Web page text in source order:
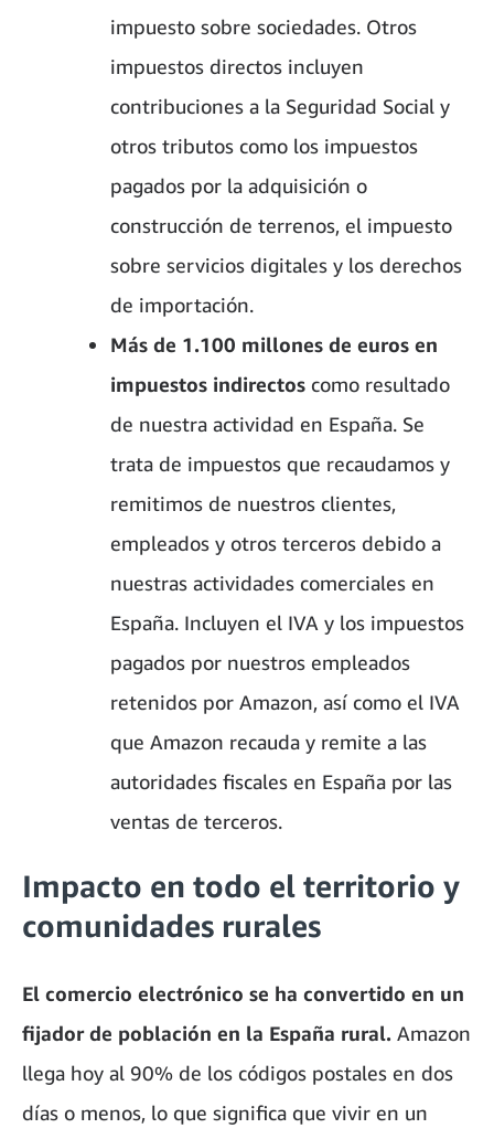
impuesto sobre sociedades. Otros
impuestos directos incluyen
contribuciones a la Seguridad Social y
otros tributos como los impuestos
pagados por la adquisición o
construcción de terrenos, el impuesto
sobre servicios digitales y los derechos
de importación.
Más de 1.100 millones de euros en
impuestos indirectos como resultado
de nuestra actividad en España. Se
trata de impuestos que recaudamos y
remitimos de nuestros clientes,
empleados y otros terceros debido a
nuestras actividades comerciales en
España. Incluyen el IVA y los impuestos
pagados por nuestros empleados
retenidos por Amazon, así como el IVA
que Amazon recauda y remite a las
autoridades fiscales en España por las
ventas de terceros.
Impacto en todo el territorio y
comunidades rurales
El comercio electrónico se ha convertido en un
fijador de población en la España rural. Amazon
llega hoy al 90% de los códigos postales en dos
días o menos, lo que significa que vivir en un